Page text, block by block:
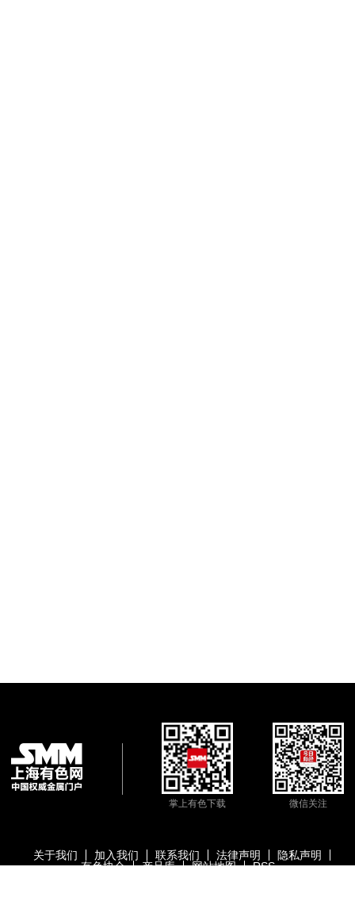
掌上有色下载 微信关注
关于我们 加入我们 联系我们 法律声明
隐私声明
有色协会
产品库 网站地图 RSS